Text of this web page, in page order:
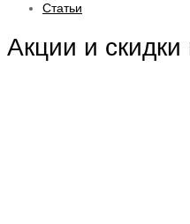
Статьи
Акции и